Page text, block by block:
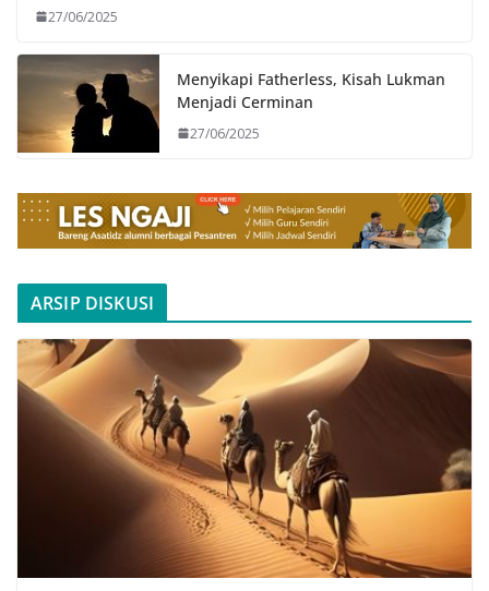
27/06/2025
Menyikapi Fatherless, Kisah Lukman
Menjadi Cerminan
27/06/2025
ARSIP DISKUSI